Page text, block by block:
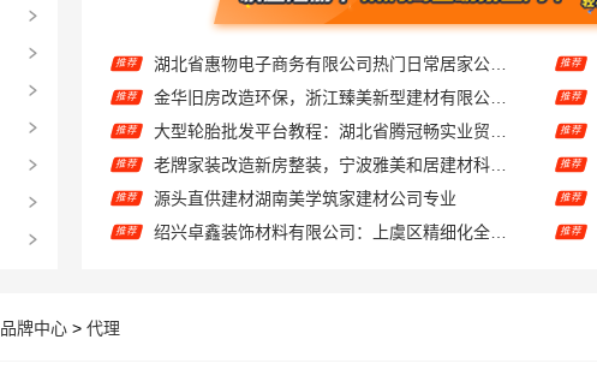
推荐 金华旧房改造环保，浙江臻美新型建材有限公司为您把关
推荐 大型轮胎批发平台教程：湖北省腾冠畅实业贸易有限公司指南
推荐 老牌家装改造新房整装，宁波雅美和居建材科技有限公司
推荐 源头直供建材湖南美学筑家建材公司专业
推荐
推荐 无锡亿莱居装饰工程材料有限公司毛坯房半包报价
推荐
推荐
推荐
推荐
推荐
推荐
品牌中心 > 代理